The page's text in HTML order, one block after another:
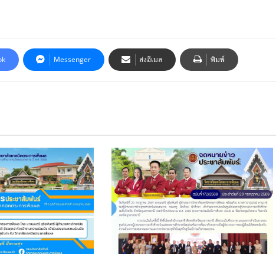
Messenger ส่งอีเมล พิมพ์